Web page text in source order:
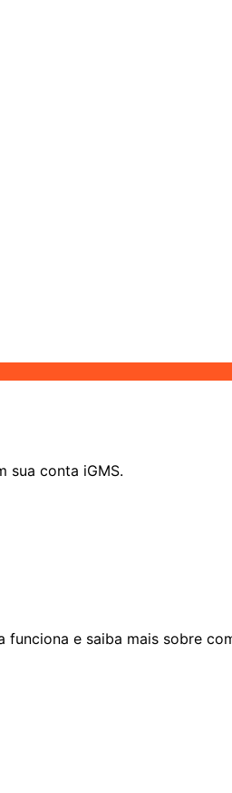
sua conta iGMS.
e saiba mais sobre